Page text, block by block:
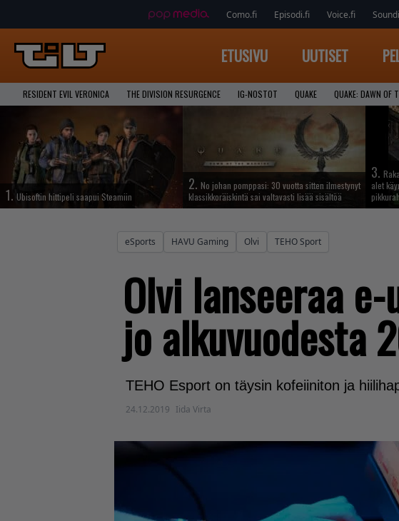
Como.fi Episodi.fi Voice.fi
ETUSIVU UUTISET
RESIDENT EVIL VERONICA THE DIVISION RESURGENCE IG-NOSTOT QUAKE QUAKE: DAWN OF
1. Ubisoftin hittipeli saapui Steamiin
2. No johan pomppasi: 30 vuotta sitten ilmestynyt
klassikkoräiskintä sai valtavasti lisää sisältöä
3.
alet
eSports HAVU Gaming Olvi TEHO Sport
Olvi lanseeraa
jo alkuvuodesta
TEHO Esport on täysin kofeiiniton ja
24.12.2019 Iida Virta